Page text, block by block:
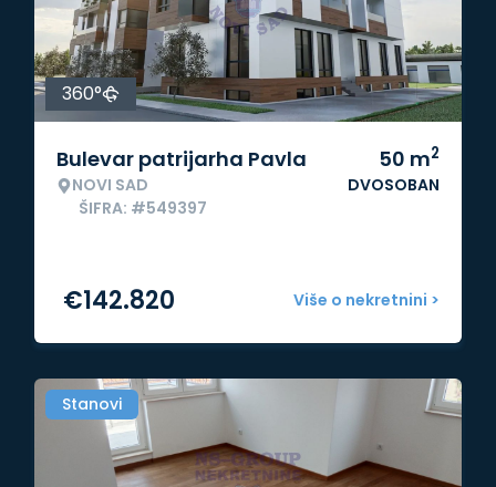
360°
Bulevar patrijarha Pavla
NOVI SAD
ŠIFRA: #549397
50 m2
DVOSOBAN
Više o nekretnini >
€142.820
Stanovi